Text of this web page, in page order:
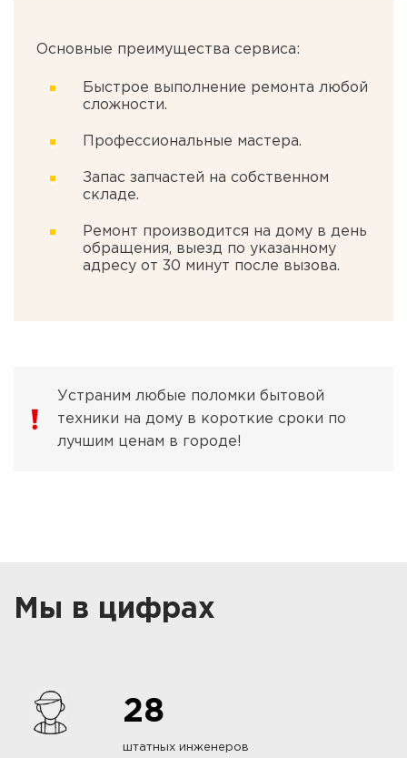
Основные преимущества сервиса:
Быстрое выполнение ремонта любой
сложности.
Профессиональные мастера.
Запас запчастей на собственном
складе.
Ремонт производится на дому в день
обращения, выезд по указанному
адресу от 30 минут после вызова.
Устраним любые поломки бытовой
техники на дому в короткие сроки по
лучшим ценам в городе!
Мы в цифрах
28
штатных инженеров